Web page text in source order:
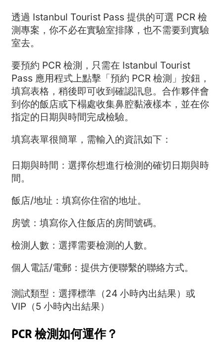
透過 Istanbul Tourist Pass 提供的可選 PCR 檢
測專案，你不必在實驗室排隊，也不需要到實驗
室去。
要預約 PCR 檢測，只需在 Istanbul Tourist
Pass 應用程式上點擊「預約 PCR 檢測」按鈕，
填寫表格，稍後即可收到確認訊息。合作夥伴會
到你的飯店或下榻處收集鼻腔黏液樣本，並在你
指定的日期與時間完成檢驗。
填寫表單很簡單，需輸入的資訊如下：
日期與時間：選擇你想進行檢測的確切日期與時
間。
飯店/地址：填寫你住宿的地址。
房號：填寫你入住飯店的房間號碼。
檢測人數：選擇需要檢測的人數。
個人電話/電郵：提供方便聯繫的聯絡方式。
測試類型：選擇標準（24 小時內出結果）或
VIP（5 小時內出結果）
PCR 檢測如何運作？